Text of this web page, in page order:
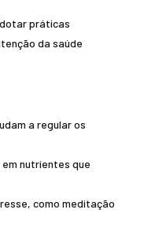
práticas
da saúde
a regular os
nutrientes que
como meditação